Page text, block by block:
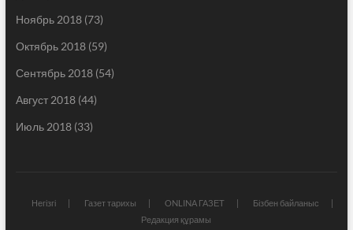
Ноябрь 2018(73)
Октябрь 2018(59)
Сентябрь 2018(54)
Август 2018(44)
Июль 2018(33)
Негізгі Газет тарихы ONLINA ГАЗЕТ
Бізбен байланыс
Редакция құрамы